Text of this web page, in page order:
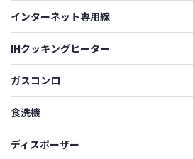
インターネット専用線
IHクッキングヒーター
ガスコンロ
食洗機
ディスポーザー